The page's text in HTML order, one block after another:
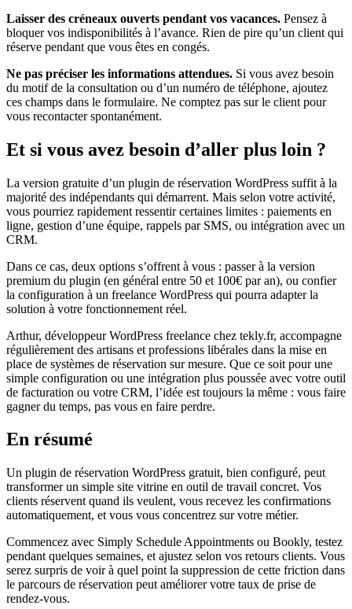
Laisser des créneaux ouverts pendant vos vacances. Pensez à
bloquer vos indisponibilités à l’avance. Rien de pire qu’un client qui
réserve pendant que vous êtes en congés.
Ne pas préciser les informations attendues. Si vous avez besoin
du motif de la consultation ou d’un numéro de téléphone, ajoutez
ces champs dans le formulaire. Ne comptez pas sur le client pour
vous recontacter spontanément.
Et si vous avez besoin d’aller plus loin ?
La version gratuite d’un plugin de réservation WordPress suffit à la
majorité des indépendants qui démarrent. Mais selon votre activité,
vous pourriez rapidement ressentir certaines limites : paiements en
ligne, gestion d’une équipe, rappels par SMS, ou intégration avec un
CRM.
Dans ce cas, deux options s’offrent à vous : passer à la version
premium du plugin (en général entre 50 et 100€ par an), ou confier
la configuration à un freelance WordPress qui pourra adapter la
solution à votre fonctionnement réel.
Arthur, développeur WordPress freelance chez tekly.fr, accompagne
régulièrement des artisans et professions libérales dans la mise en
place de systèmes de réservation sur mesure. Que ce soit pour une
simple configuration ou une intégration plus poussée avec votre outil
de facturation ou votre CRM, l’idée est toujours la même : vous faire
gagner du temps, pas vous en faire perdre.
En résumé
Un plugin de réservation WordPress gratuit, bien configuré, peut
transformer un simple site vitrine en outil de travail concret. Vos
clients réservent quand ils veulent, vous recevez les confirmations
automatiquement, et vous vous concentrez sur votre métier.
Commencez avec Simply Schedule Appointments ou Bookly, testez
pendant quelques semaines, et ajustez selon vos retours clients. Vous
serez surpris de voir à quel point la suppression de cette friction dans
le parcours de réservation peut améliorer votre taux de prise de
rendez-vous.